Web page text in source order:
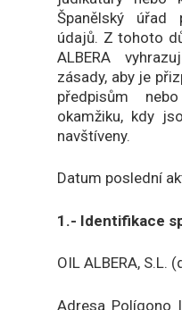
Španělský úřad
údajů. Z tohoto
ALBERA
zásady, aby je
předpisům
okamžiku, kdy
navštíveny.
Datum poslední
1.- Identifikace
OIL ALBERA, S.L.
Adresa Polígono